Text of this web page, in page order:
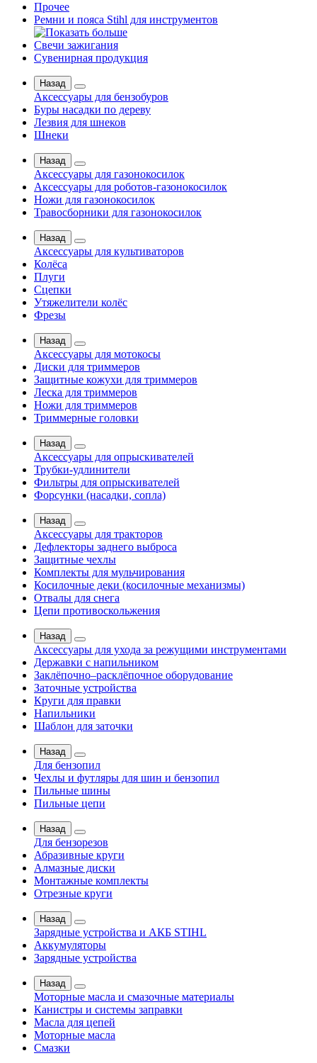
Прочее
Ремни и пояса Stihl для инструментов
Свечи зажигания
Сувенирная продукция
Назад
Аксессуары для бензобуров
Буры насадки по дереву
Лезвия для шнеков
Шнеки
Назад
Аксессуары для газонокосилок
Аксессуары для роботов-газонокосилок
Ножи для газонокосилок
Травосборники для газонокосилок
Назад
Аксессуары для культиваторов
Колёса
Плуги
Сцепки
Утяжелители колёс
Фрезы
Назад
Аксессуары для мотокосы
Диски для триммеров
Защитные кожухи для триммеров
Леска для триммеров
Ножи для триммеров
Триммерные головки
Назад
Аксессуары для опрыскивателей
Трубки-удлинители
Фильтры для опрыскивателей
Форсунки (насадки, сопла)
Назад
Аксессуары для тракторов
Дефлекторы заднего выброса
Защитные чехлы
Комплекты для мульчирования
Косилочные деки (косилочные механизмы)
Отвалы для снега
Цепи противоскольжения
Назад
Аксессуары для ухода за режущими инструментами
Державки с напильником
Заклёпочно–расклёпочное оборудование
Заточные устройства
Круги для правки
Напильники
Шаблон для заточки
Назад
Для бензопил
Чехлы и футляры для шин и бензопил
Пильные шины
Пильные цепи
Назад
Для бензорезов
Абразивные круги
Алмазные диски
Монтажные комплекты
Отрезные круги
Назад
Зарядные устройства и АКБ STIHL
Аккумуляторы
Зарядные устройства
Назад
Моторные масла и смазочные материалы
Канистры и системы заправки
Масла для цепей
Моторные масла
Смазки